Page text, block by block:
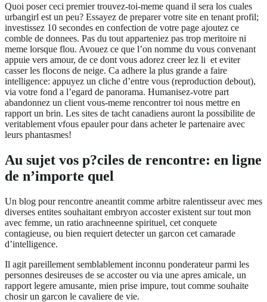
Quoi poser ceci premier trouvez-toi-meme quand il sera los cuales
urbangirl est un peu? Essayez de preparer votre site en tenant profil;
investissez 10 secondes en confection de votre page ajoutez ce
comble de donnees. Pas du tout apparteniez pas trop meritoire ni
meme lorsque flou. Avouez ce que l’on nomme du vous convenant
appuie vers amour, de ce dont vous adorez creer lez li et eviter
casser les flocons de neige. Ca adhere la plus grande a faire
intelligence: appuyez un cliche d’entre vous (reproduction debout),
via votre fond a l’egard de panorama. Humanisez-votre part
abandonnez un client vous-meme rencontrer toi nous mettre en
rapport un brin. Les sites de tacht canadiens auront la possibilite de
veritablement vfous epauler pour dans acheter le partenaire avec
leurs phantasmes!
Au sujet vos p?ciles de rencontre: en ligne
de n’importe quel
Un blog pour rencontre aneantit comme arbitre ralentisseur avec mes
diverses entites souhaitant embryon accoster existent sur tout mon
avec femme, un ratio arachneenne spirituel, cet conquete
contagieuse, ou bien requiert detecter un garcon cet camarade
d’intelligence.
Il agit pareillement semblablement inconnu ponderateur parmi les
personnes desireuses de se accoster ou via une apres amicale, un
rapport legere amusante, mien prise impure, tout comme souhaite
chosir un garcon le cavaliere de vie.